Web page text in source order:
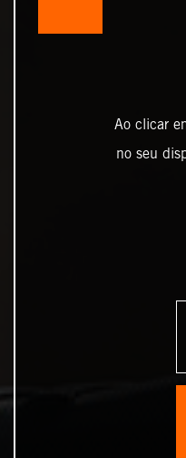
Ao clicar
no seu